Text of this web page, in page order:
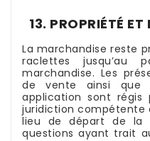
13. PROPRIÉTÉ
La marchandise reste
raclettes jusqu’au
marchandise. Les
de vente ainsi que
application sont régis
juridiction compétente
lieu de départ de la
questions ayant trait